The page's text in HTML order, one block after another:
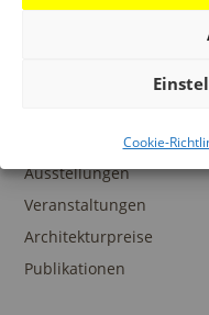
Cookie-
Museumsshop
Ausstellungen
Veranstaltungen
Architekturpreise
Publikationen